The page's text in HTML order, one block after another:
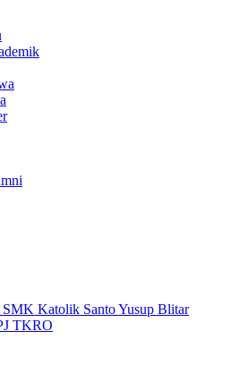
SMK Katolik Santo Yusup Blitar
TKRO